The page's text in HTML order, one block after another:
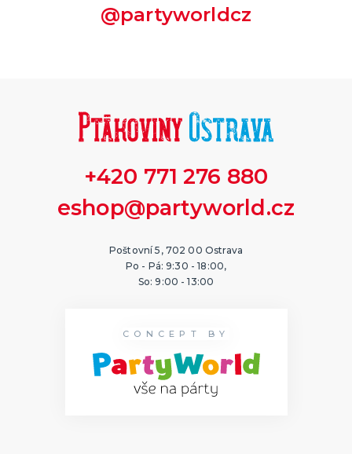
@partyworldcz
+420 771 276 880
eshop@partyworld.cz
Poštovní 5, 702 00 Ostrava
Po - Pá: 9:30 - 18:00,
So: 9:00 - 13:00
CONCEPT BY